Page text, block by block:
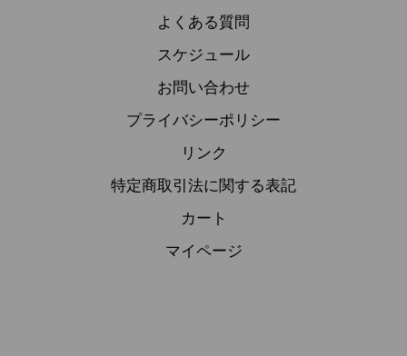
よくある質問
スケジュール
お問い合わせ
プライバシーポリシー
リンク
特定商取引法に関する表記
カート
マイページ